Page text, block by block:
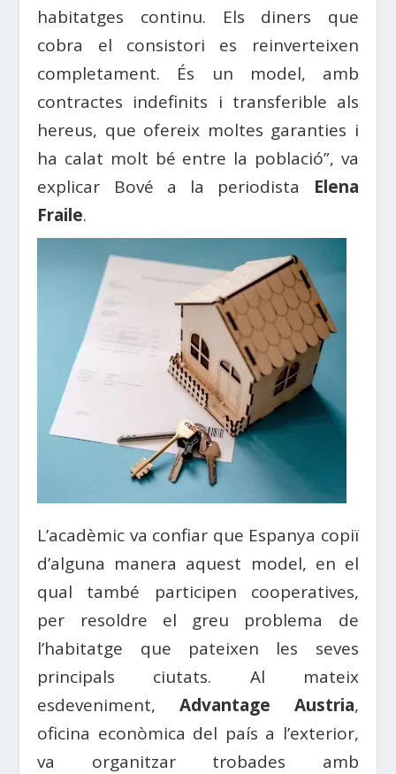
habitatges continu. Els diners que
cobra el consistori es reinverteixen
completament. És un model, amb
contractes indefinits i transferible als
hereus, que ofereix moltes garanties i
ha calat molt bé entre la població”, va
explicar Bové a la periodista Elena
Fraile.
L’acadèmic va confiar que Espanya copiï
d’alguna manera aquest model, en el
qual també participen cooperatives,
per resoldre el greu problema de
l’habitatge que pateixen les seves
principals ciutats. Al mateix
esdeveniment, Advantage Austria,
oficina econòmica del país a l’exterior,
va organitzar trobades amb